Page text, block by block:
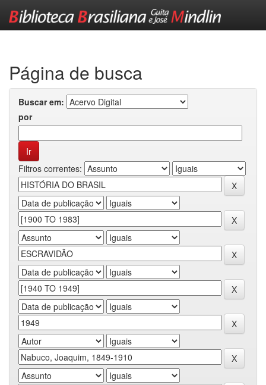
Página de busca
Buscar em:
por
Filtros correntes: